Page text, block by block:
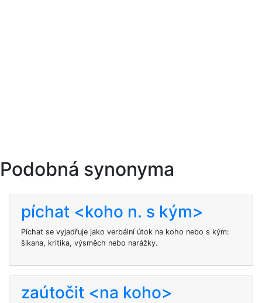
Podobná synonyma
píchat <koho n. s kým>
Píchat se vyjadřuje jako verbální útok na koho nebo s kým:
šikana, kritika, výsměch nebo narážky.
zaútočit <na koho>